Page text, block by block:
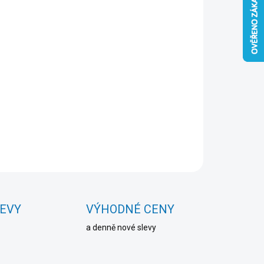
VÝHODNÉ CENY
a denně nové slevy